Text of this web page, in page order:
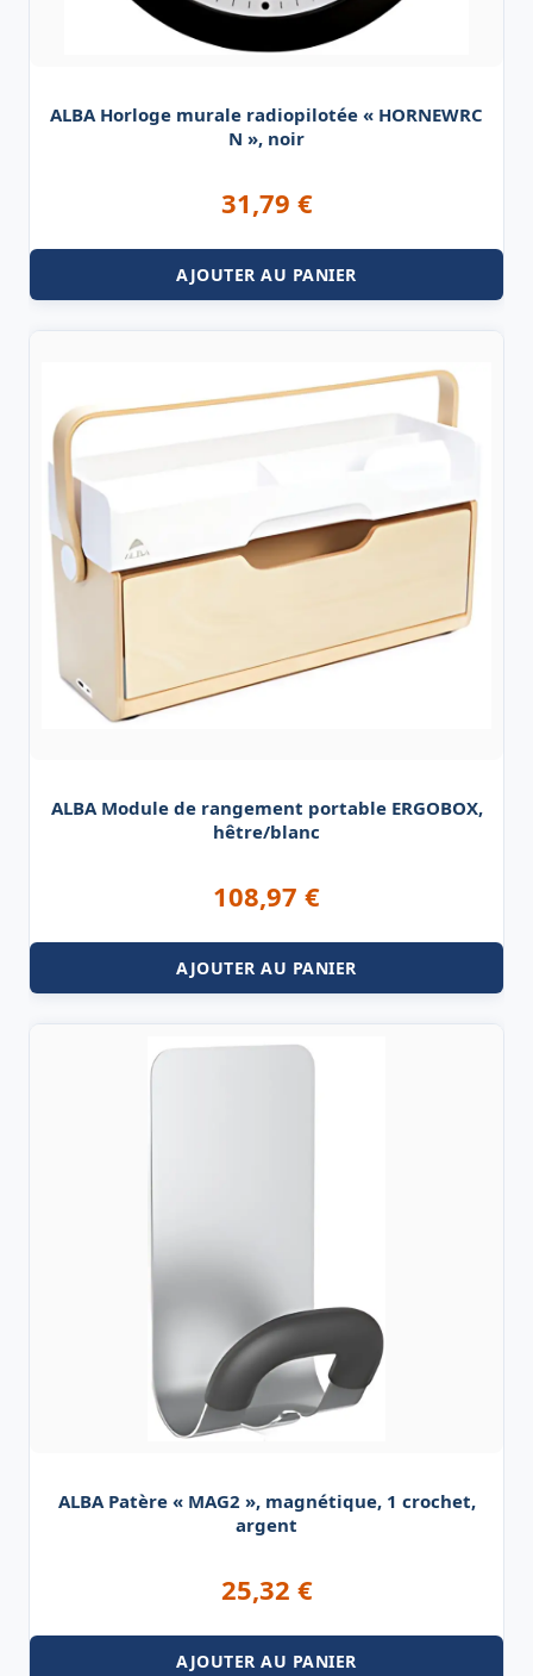
ALBA Horloge murale radiopilotée « HORNEWRC
N », noir
31,79 €
AJOUTER AU PANIER
ALBA Module de rangement portable ERGOBOX,
hêtre/blanc
108,97 €
AJOUTER AU PANIER
ALBA Patère « MAG2 », magnétique, 1 crochet,
argent
25,32 €
AJOUTER AU PANIER